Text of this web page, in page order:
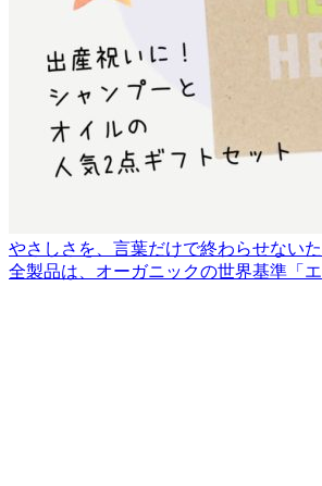
やさしさを、言葉だけで終わらせないた
全製品は、オーガニックの世界基準「エ